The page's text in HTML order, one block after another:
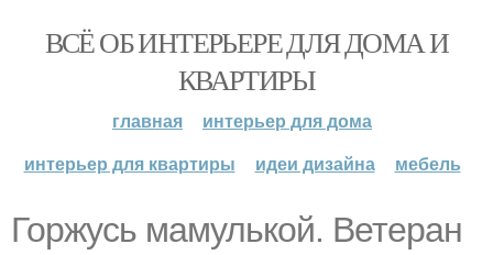
ВСЁ ОБ ИНТЕРЬЕРЕ ДЛЯ ДОМА И
КВАРТИРЫ
главная
интерьер для дома
интерьер для квартиры
идеи дизайна мебель
Горжусь мамулькой. Ветеран